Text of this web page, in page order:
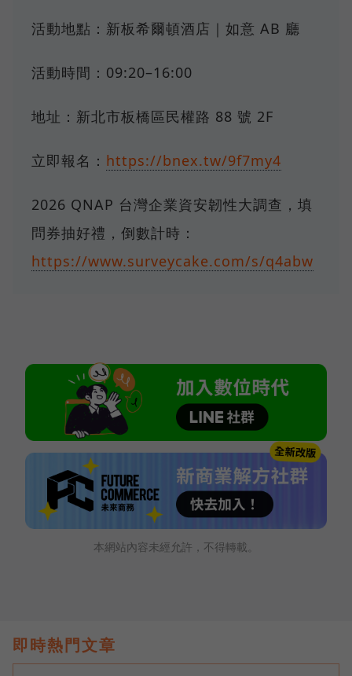
活動地點：新板希爾頓酒店｜如意 AB 廳
活動時間：09:20–16:00
地址：新北市板橋區民權路 88 號 2F
立即報名： https://bnex.tw/9f7my4
2026 QNAP 台灣企業資安韌性大調查，填
問券抽好禮，倒數計時：
https://www.surveycake.com/s/q4abw
本網站內容未經允許，不得轉載。
即時熱門文章